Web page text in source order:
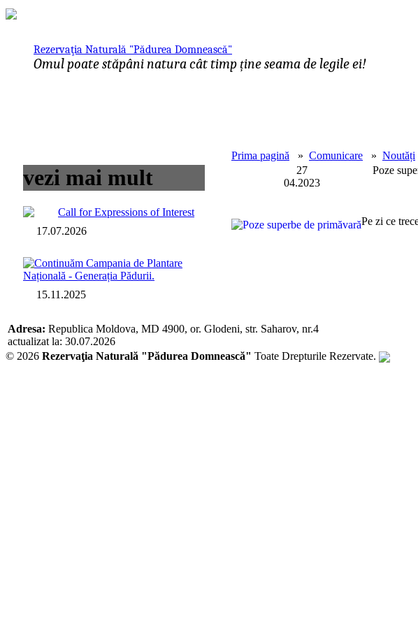
Rezervaţia Naturală "Pădurea Domnească"
Omul poate stăpâni natura cât timp ține seama de legile ei!
vezi mai mult
Call for Expressions of Interest
17.07.2026
Continuăm Campania de Plantare
Națională - Generația Pădurii.
15.11.2025
Prima pagină » Comunicare » Noutăți
27
04.2023
Poze
Pe zi ce
Adresa: Republica Moldova, MD 4900, or. Glodeni, str. Saharov, nr.4
actualizat la: 30.07.2026
© 2026 Rezervaţia Naturală "Pădurea Domnească" Toate Drepturile Rezervate.